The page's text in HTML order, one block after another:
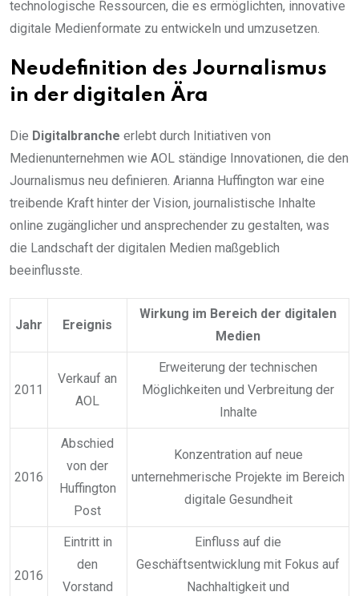
technologische Ressourcen, die es ermöglichten, innovative
digitale Medienformate zu entwickeln und umzusetzen.
Neudefinition des Journalismus
in der digitalen Ära
Die Digitalbranche erlebt durch Initiativen von
Medienunternehmen wie AOL ständige Innovationen, die den
Journalismus neu definieren. Arianna Huffington war eine
treibende Kraft hinter der Vision, journalistische Inhalte
online zugänglicher und ansprechender zu gestalten, was
die Landschaft der digitalen Medien maßgeblich
beeinflusste.
Jahr Ereignis
Wirkung im Bereich der digitalen
Medien
2011
Verkauf an
AOL
Erweiterung der technischen
Möglichkeiten und Verbreitung der
Inhalte
2016
Abschied
von der
Huffington
Post
Konzentration auf neue
unternehmerische Projekte im Bereich
digitale Gesundheit
2016
Eintritt in
den
Vorstand
Einfluss auf die
Geschäftsentwicklung mit Fokus auf
Nachhaltigkeit und